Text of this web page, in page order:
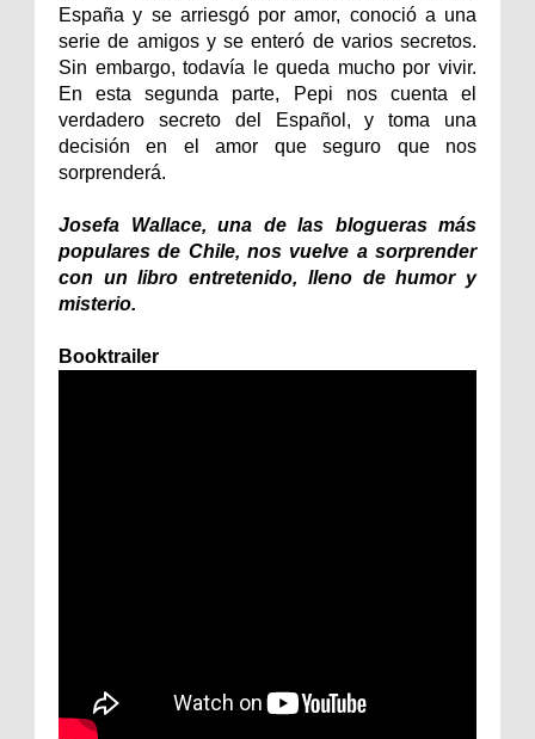
España y se arriesgó por amor, conoció a una
serie de amigos y se enteró de varios secretos.
Sin embargo, todavía le queda mucho por vivir.
En esta segunda parte, Pepi nos cuenta el
verdadero secreto del Español, y toma una
decisión en el amor que seguro que nos
sorprenderá.
Josefa Wallace, una de las blogueras más
populares de Chile, nos vuelve a sorprender
con un libro entretenido, lleno de humor y
misterio.
Booktrailer